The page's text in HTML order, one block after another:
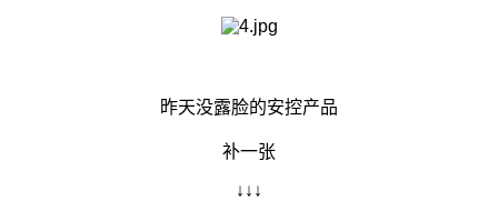
昨天没露脸的安控产品
补一张
↓↓↓